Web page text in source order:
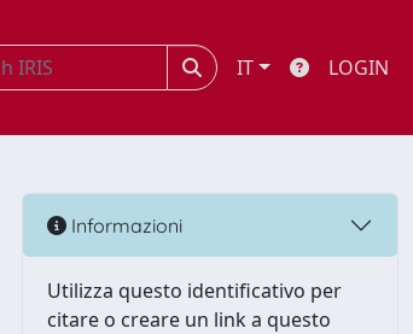
IT LOGIN
Informazioni
Utilizza questo identificativo per
citare o creare un link a questo